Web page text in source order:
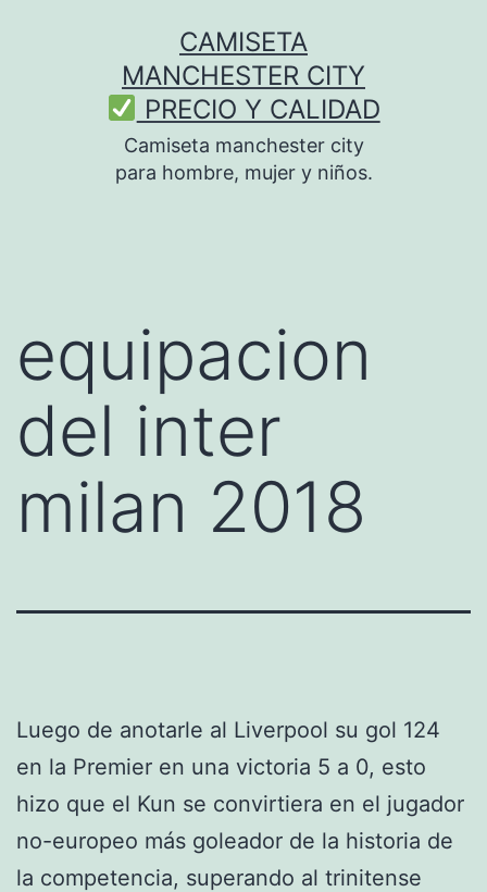
CAMISETA
MANCHESTER CITY
PRECIO Y CALIDAD
Camiseta manchester city
para hombre, mujer y niños.
equipacion
del inter
milan 2018
Luego de anotarle al Liverpool su gol 124
en la Premier en una victoria 5 a 0, esto
hizo que el Kun se convirtiera en el jugador
no-europeo más goleador de la historia de
la competencia, superando al trinitense